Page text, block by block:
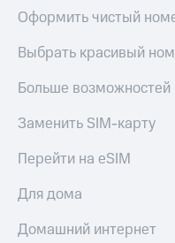
часы
и
дом
Планшеты
Акции
скидки
Все
Оформить чистый
Выбрать красивый
Больше
Заменить SIM-карту
Перейти на eSIM
Для дома
Домашний интернет